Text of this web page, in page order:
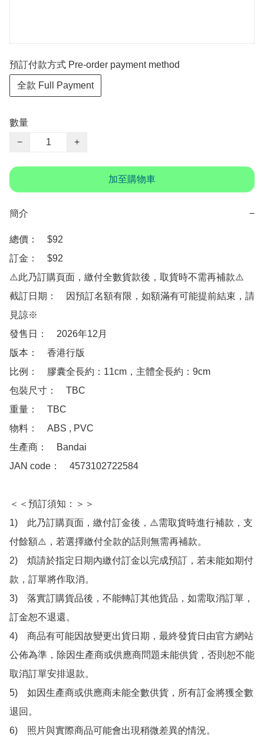
預訂付款方式 Pre-order payment method
全款 Full Payment
數量
−
+
加至購物車
簡介 −
總價：　$92
訂金：　$92
⚠️此乃訂購頁面，繳付全數貨款後，取貨時不需再補款⚠️
截訂日期：　因預訂名額有限，如額滿有可能提前結束，請
見諒※
發售日：　2026年12月
版本：　香港行版
比例：　膠囊全長約：11cm，主體全長約：9cm
包裝尺寸：　TBC
重量：　TBC
物料：　ABS , PVC
生產商：　Bandai
JAN code：　4573102722584
＜＜預訂須知：＞＞
1)　此乃訂購頁面，繳付訂金後，⚠️需取貨時進行補款，支
付餘額⚠️，若選擇繳付全款的話則無需再補款。
2)　煩請於指定日期內繳付訂金以完成預訂，若未能如期付
款，訂單將作取消。
3)　落實訂購貨品後，不能轉訂其他貨品，如需取消訂單，
訂金恕不退還。
4)　商品有可能因故變更出貨日期，最終發貨日由官方網站
公佈為準，除因生產商或供應商問題未能供貨，否則恕不能
取消訂單安排退款。
5)　如因生產商或供應商未能全數供貨，所有訂金將獲全數
退回。
6)　照片與實際商品可能會出現稍微差異的情況。